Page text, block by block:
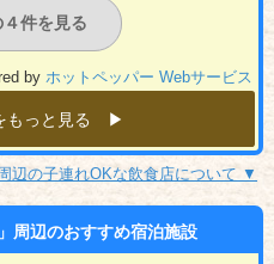
４件を見る
by ホットペッパー Webサービス
もっと見る ▶︎
辺の子連れOKな飲食店について ▼
周辺のおすすめ宿泊施設